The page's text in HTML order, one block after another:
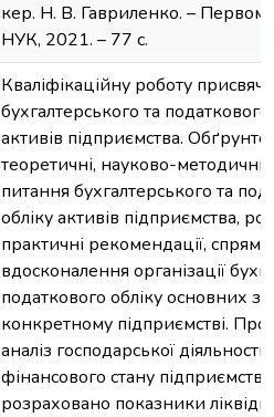
кер. Н. В. Гавриленко. –
НУК, 2021. – 77 с.
Кваліфікаційну роботу
бухгалтерського та податкового
активів підприємства.
теоретичні, науково-методичні
питання бухгалтерського та
обліку активів підприємства,
практичні рекомендації,
вдосконалення організації
податкового обліку основних
конкретному підприємстві.
аналіз господарської діяльності і
фінансового стану підприємства,
розраховано показники